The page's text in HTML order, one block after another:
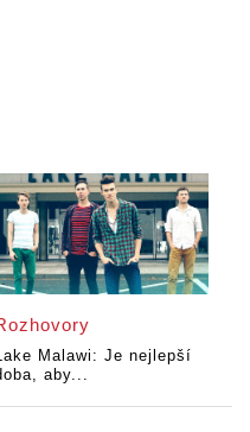
Malawi: Je nejlepší
aby...